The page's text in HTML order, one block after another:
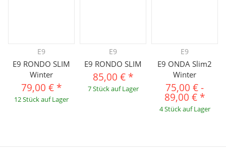
E9
E9 RONDO SLIM
Winter
79,00 € *
12 Stück auf Lager
E9
E9 RONDO SLIM
85,00 € *
7 Stück auf Lager
E9
E9 ONDA Slim2
Winter
75,00 €-
89,00 € *
4 Stück auf Lager